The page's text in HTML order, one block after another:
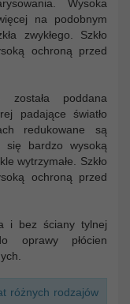
Wysoka
na podobnym
zwykłego. Szkło
ochroną przed
została poddana
padające światło
redukowane są
się bardzo wysoką
wytrzymałe. Szkło
ochroną przed
i bez ściany tylnej
oprawy płócien
różnych rodzajów